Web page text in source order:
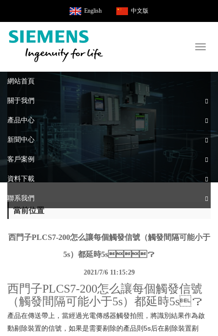
English 中文版
網站首頁
關于我們
產品中心
新聞中心
客戶案例
資料下載
聯系我們
當前位置
西門子PLCS7-200怎么讓每個觸發信號（觸發間隔可能小于
5s）都延時5s？
2021/7/6 11:15:29
西門子PLCS7-200怎么讓每個觸發信號
（觸發間隔可能小于5s）都延時5s？
產品在傳送帶上，當經過光電傳感器觸發拍照，將識別結果作為啟
動剔除裝置的信號，如果是需要剔除的產品則5s后在剔除裝置剔